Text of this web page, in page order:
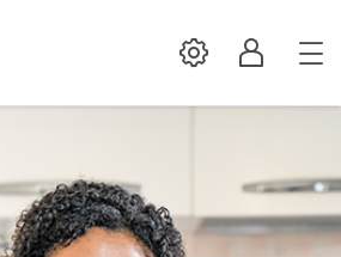
SettingsProfil